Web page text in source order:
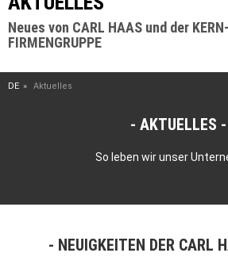
Neues von CARL HAAS und der
FIRMENGRUPPE
DE Aktuelles
AKTUELLES
So leben wir unser
NEUIGKEITEN DER CARL